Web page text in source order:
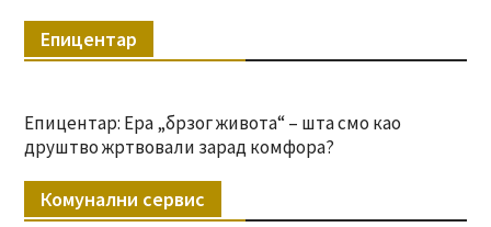
Епицентар
Епицентар: Ера „брзог живота“ – шта смо као
друштво жртвовали зарад комфора?
Комунални сервис